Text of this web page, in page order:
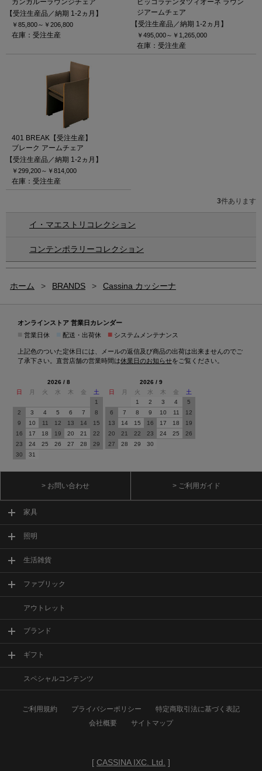
【受注生産品／納期 1-2ヵ月】
￥85,800～ ￥206,800
在庫：受注生産
ジアームチェア
【受注生産品／納期 1-2ヵ月】
￥495,000～ ￥1,265,000
在庫：受注生産
401 BREAK【受注生産】
ブレーク アームチェア
【受注生産品／納期 1-2ヵ月】
￥299,200～ ￥814,000
在庫：受注生産
3件あります
イ・マエストリコレクション
コンテンポラリーコレクション
ホーム > BRANDS > Cassina カッシーナ
オンラインストア 営業日カレンダー
営業日休 配送・出荷休 ■ システムメンテナンス
上記色のついた定休日には、メールの返信及び商品の出荷は出来ませんのでご
了承下さい。直営店舗の営業時間は休業日のお知らせをご覧ください。
2026 / 8
日
月 火 水 木 金
土
1
2
3 4 5 6 7
8
9
10 11 12 13 14
15
16
17 18 19 20 21
22
23
24 25 26 27 28
29
30
31
2026 / 9
日
月 火 水 木 金
土
1
2 3 4
5
6
7 8 9 10 11
12
13
14 15 16 17 18
19
20
21 22 23 24 25
26
27
28 29 30
> お問い合わせ > ご利用ガイド
家具
照明
生活雑貨
ファブリック
アウトレット
ブランド
ギフト
スペシャルコンテンツ
ご利用規約 プライバシーポリシー
特定商取引法に基づく表記
会社概要
サイトマップ
[ CASSINA IXC. Ltd. ]